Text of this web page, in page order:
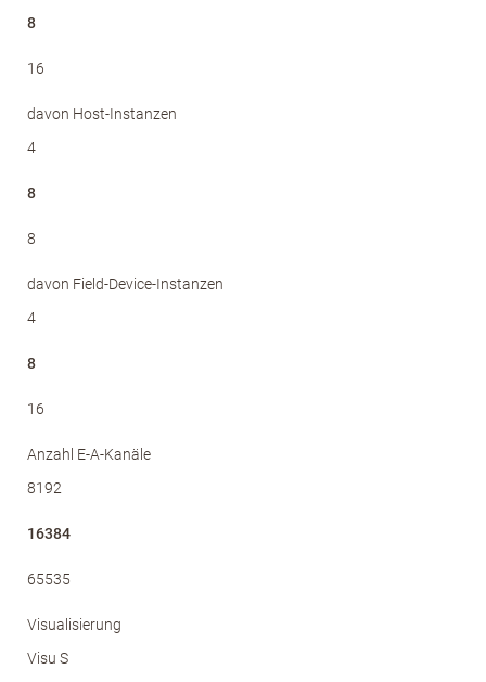
8
16
davon Host-Instanzen
4
8
8
davon Field-Device-Instanzen
4
8
16
Anzahl E-A-Kanäle
8192
16384
65535
Visualisierung
Visu S